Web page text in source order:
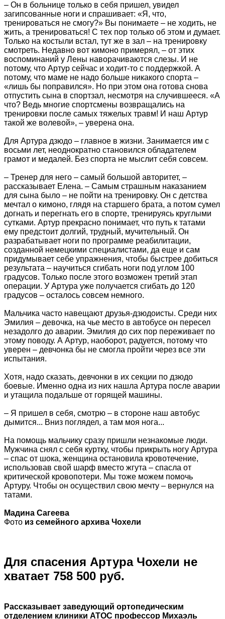
– Он в больнице только в себя пришел, увидел
загипсованные ноги и спрашивает: «Я, что,
тренироваться не смогу?» Вы понимаете – не ходить, не
жить, а тренироваться! С тех пор только об этом и думает.
Только на костыли встал, тут же в зал – на тренировку
смотреть. Недавно вот кимоно примерял, – от этих
воспоминаний у Лены наворачиваются слезы. И не
потому, что Артур сейчас и ходит-то с поддержкой. А
потому, что маме не надо больше никакого спорта –
«лишь бы поправился». Но при этом она готова снова
отпустить сына в спортзал, несмотря на случившееся. «А
что? Ведь многие спортсмены возвращались на
тренировки после самых тяжелых травм! И наш Артур
такой же волевой», – уверена она.
Для Артура дзюдо – главное в жизни. Занимается им с
восьми лет, неоднократно становился обладателем
грамот и медалей. Без спорта не мыслит себя совсем.
– Тренер для него – самый большой авторитет, –
рассказывает Елена. – Самым страшным наказанием
для сына было – не пойти на тренировку. Он с детства
мечтал о кимоно, глядя на старшего брата, а потом сумел
догнать и перегнать его в спорте, тренируясь круглыми
сутками. Артур прекрасно понимает, что путь к татами
ему предстоит долгий, трудный, мучительный. Он
разрабатывает ноги по программе реабилитации,
созданной немецкими специалистами, да еще и сам
придумывает себе упражнения, чтобы быстрее добиться
результата – научиться сгибать ноги под углом 100
градусов. Только после этого возможен третий этап
операции. У Артура уже получается сгибать до 120
градусов – осталось совсем немного.
Мальчика часто навещают друзья-дзюдоисты. Среди них
Эмилия – девочка, на чье место в автобусе он пересел
незадолго до аварии. Эмилия до сих пор переживает по
этому поводу. А Артур, наоборот, радуется, потому что
уверен – девчонка бы не смогла пройти через все эти
испытания.
Хотя, надо сказать, девчонки в их секции по дзюдо
боевые. Именно одна из них нашла Артура после аварии
и утащила подальше от горящей машины.
– Я пришел в себя, смотрю – в стороне наш автобус
дымится... Вниз поглядел, а там моя нога...
На помощь мальчику сразу пришли незнакомые люди.
Мужчина снял с себя куртку, чтобы прикрыть ногу Артура
– спас от шока, женщина остановила кровотечение,
использовав свой шарф вместо жгута – спасла от
критической кровопотери. Мы тоже можем помочь
Артуру. Чтобы он осуществил свою мечту – вернулся на
татами.
Мадина Сагеева
Фото из семейного архива Чохели
Для спасения Артура Чохели не
хватает 758 500 руб.
Рассказывает заведующий ортопедическим
отделением клиники АТОС профессор Михаэль